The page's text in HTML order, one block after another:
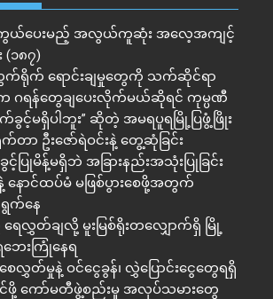
ပေးမည့် အလွယ်ကူဆုံး အလေ့အကျင့်
၁၈၇)
က်ရိုက် ရောင်းချမှုတွေကို သက်ဆိုင်ရာ
ဂရန်တွေချပေးလိုက်မယ်ဆိုရင် ကုမ္ပဏီ
မရှိပါဘူး” ဆိုတဲ့ အမရပူရမြို့ပြဖွံ့ဖြိုး
က်တာ ဦးဇော်ရဲဝင်းနဲ့ တွေ့ဆုံခြင်း
ြုမိန့်မရှိဘဲ အခြားနည်းအသုံးပြုခြင်း
နောင်ထပ်မံ မဖြစ်ပွားစေဖို့အတွက်
က်နေ
လွှတ်ချလို့ မူးမြစ်ရိုးတလျှောက်ရှိ မြို့
ေးကြုံနေရ
ေလွှတ်မှုနဲ့ ဝင်ငွေခွန်၊ လွှဲပြောင်းငွေတွေရရှိ
င်ဖို့ ကော်မတီဖွဲ့စည်းမှု အလုပ်သမားတွေ